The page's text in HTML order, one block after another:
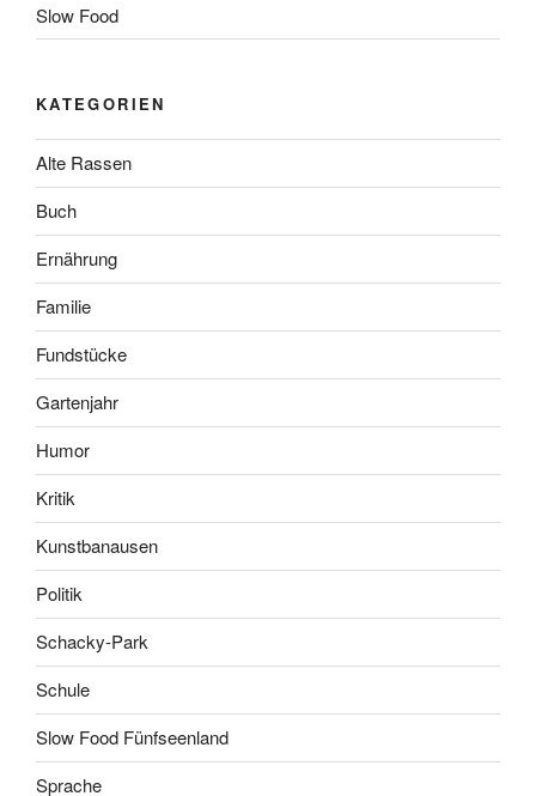
Slow Food
KATEGORIEN
Alte Rassen
Buch
Ernährung
Familie
Fundstücke
Gartenjahr
Humor
Kritik
Kunstbanausen
Politik
Schacky-Park
Schule
Slow Food Fünfseenland
Sprache